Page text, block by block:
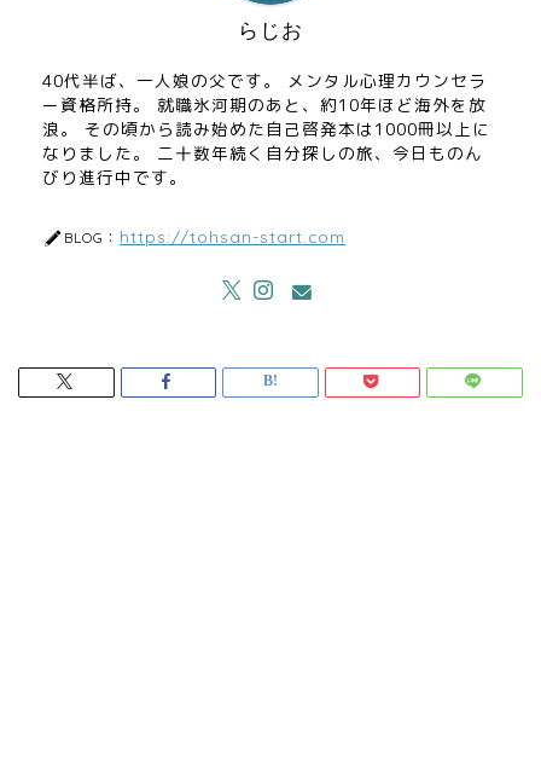
らじお
40代半ば、一人娘の父です。 メンタル心理カウンセラ
ー資格所持。 就職氷河期のあと、約10年ほど海外を放
浪。 その頃から読み始めた自己啓発本は1000冊以上に
なりました。 二十数年続く自分探しの旅、今日ものん
びり進行中です。
BLOG： https://tohsan-start.com